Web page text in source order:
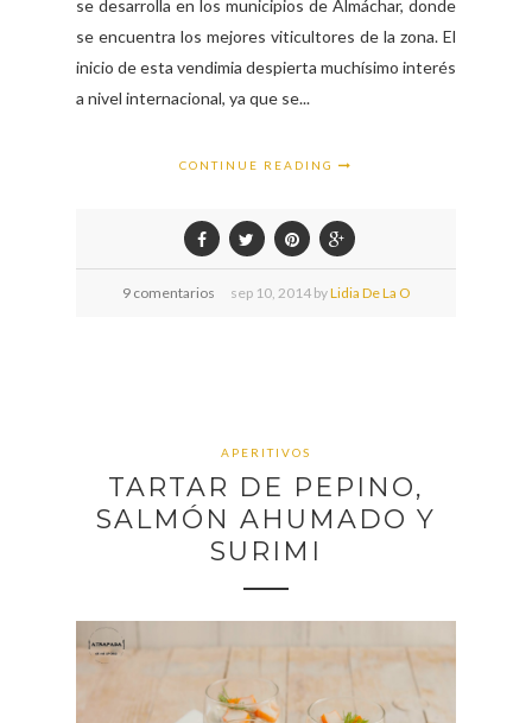
se desarrolla en los municipios de Almáchar, donde
se encuentra los mejores viticultores de la zona. El
inicio de esta vendimia despierta muchísimo interés
a nivel internacional, ya que se...
CONTINUE READING
9 comentarios sep 10, 2014 byLidia De La O
APERITIVOS
TARTAR DE PEPINO,
SALMÓN AHUMADO Y
SURIMI